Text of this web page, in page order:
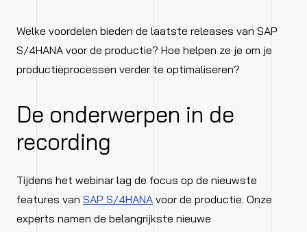
Welke voordelen bieden de laatste releases van SAP
S/4HANA voor de productie? Hoe helpen ze je om je
productieprocessen verder te optimaliseren?
De onderwerpen in de
recording
Tijdens het webinar lag de focus op de nieuwste
features van SAP S/4HANA voor de productie. Onze
experts namen de belangrijkste nieuwe